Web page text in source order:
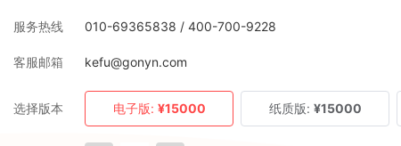
服务热线 010-69365838 / 400-700-9228
客服邮箱 kefu@gonyn.com
选择版本 电子版: ¥15000 纸质版: ¥15000